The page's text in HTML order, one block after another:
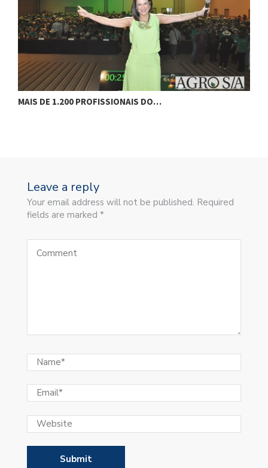
MAIS DE 1.200 PROFISSIONAIS DO…
Leave a reply
Your email address will not be published. Required
fields are marked *